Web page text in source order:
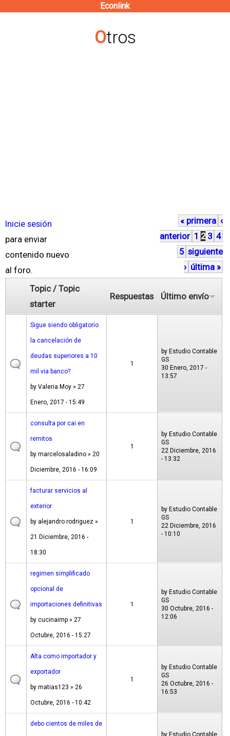
contenido
Econlink
Otros
Inicie sesión
para enviar
contenido nuevo
al foro.
P
á
g
i
s
« primera ‹
anterior 1 2 3 4
5 siguiente
› última »
Topic / Topic
starter
Respuestas Último envío
Sigue siendo obligatorio
la cancelación de
deudas superiores a 10
mil via banco?
by Valeria Moy » 27
Enero, 2017 - 15:49
1
by Estudio Contable
GS
30 Enero, 2017 -
13:57
consulta por cai en
remitos
by marcelosaladino » 20
Diciembre, 2016 - 16:09
1
by Estudio Contable
GS
22 Diciembre, 2016
- 13:32
facturar servicios al
exterior
by alejandro rodriguez »
21 Diciembre, 2016 -
18:30
1
by Estudio Contable
GS
22 Diciembre, 2016
- 10:10
regimen simplificado
opcional de
importaciones definitivas
by cucinaimp » 27
Octubre, 2016 - 15:27
1
by Estudio Contable
GS
30 Octubre, 2016 -
12:06
Alta como importador y
exportador
by matias123 » 26
Octubre, 2016 - 10:42
1
by Estudio Contable
GS
26 Octubre, 2016 -
16:53
debo cientos de miles de
by Estudio Contable